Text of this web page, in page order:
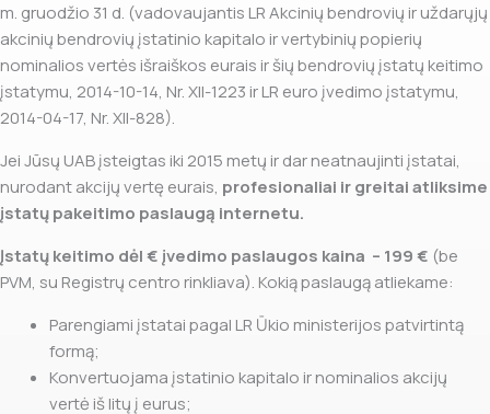
m. gruodžio 31 d. (vadovaujantis LR Akcinių bendrovių ir uždarųjų
akcinių bendrovių įstatinio kapitalo ir vertybinių popierių
nominalios vertės išraiškos eurais ir šių bendrovių įstatų keitimo
įstatymu, 2014-10-14, Nr. XII-1223 ir LR euro įvedimo įstatymu,
2014-04-17, Nr. XII-828).
Jei Jūsų UAB įsteigtas iki 2015 metų ir dar neatnaujinti įstatai,
nurodant akcijų vertę eurais, profesionaliai ir greitai atliksime
įstatų pakeitimo paslaugą internetu.
Įstatų keitimo dėl € įvedimo paslaugos kaina – 199 € (be
PVM, su Registrų centro rinkliava). Kokią paslaugą atliekame:
Parengiami įstatai pagal LR Ūkio ministerijos patvirtintą
formą;
Konvertuojama įstatinio kapitalo ir nominalios akcijų
vertė iš litų į eurus;